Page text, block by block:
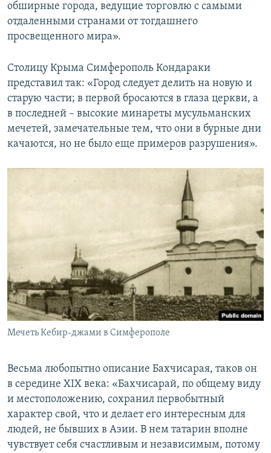
обширные города, ведущие торговлю с самыми
отдаленными странами от тогдашнего
просвещенного мира».
Столицу Крыма Симферополь Кондараки
представил так: «Город следует делить на новую и
старую части; в первой бросаются в глаза церкви, а
в последней – высокие минареты мусульманских
мечетей, замечательные тем, что они в бурные дни
качаются, но не было еще примеров разрушения».
Мечеть Кебир-джами в Симферополе
Весьма любопытно описание Бахчисарая, таков он
в середине ХIХ века: «Бахчисарай, по общему виду
и местоположению, сохранил первобытный
характер свой, что и делает его интересным для
людей, не бывших в Азии. В нем татарин вполне
чувствует себя счастливым и независимым, потому